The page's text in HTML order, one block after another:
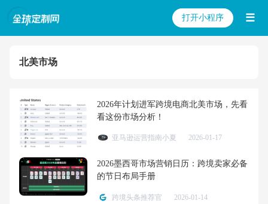
打开小程序 ☰
北美市场
2026年计划进军跨境电商北美市场，先看
看这份市场分析！
亚马逊运营指南小夏 2026-01-17
2026墨西哥市场营销日历：跨境卖家必备
的节日布局手册
跨境头条推荐官 2026-01-14